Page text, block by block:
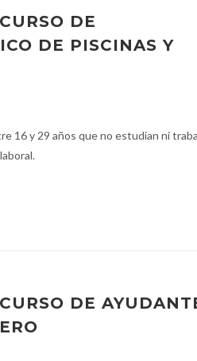
DE
DE PISCINAS Y
16 y 29 años que no estudian ni
DE